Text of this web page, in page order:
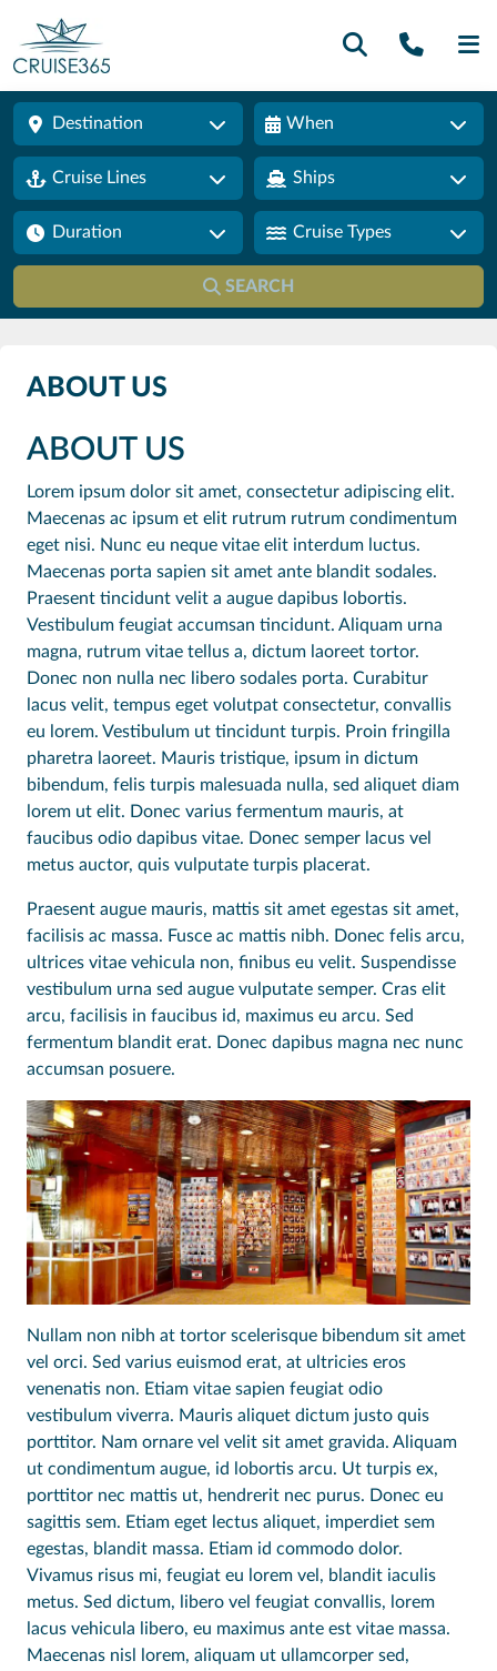
Call
Destination When
Cruise Lines Ships
Duration Cruise Types
SEARCH
ABOUT US
ABOUT US
Lorem ipsum dolor sit amet, consectetur adipiscing elit.
Maecenas ac ipsum et elit rutrum rutrum condimentum
eget nisi. Nunc eu neque vitae elit interdum luctus.
Maecenas porta sapien sit amet ante blandit sodales.
Praesent tincidunt velit a augue dapibus lobortis.
Vestibulum feugiat accumsan tincidunt. Aliquam urna
magna, rutrum vitae tellus a, dictum laoreet tortor.
Donec non nulla nec libero sodales porta. Curabitur
lacus velit, tempus eget volutpat consectetur, convallis
eu lorem. Vestibulum ut tincidunt turpis. Proin fringilla
pharetra laoreet. Mauris tristique, ipsum in dictum
bibendum, felis turpis malesuada nulla, sed aliquet diam
lorem ut elit. Donec varius fermentum mauris, at
faucibus odio dapibus vitae. Donec semper lacus vel
metus auctor, quis vulputate turpis placerat.
Praesent augue mauris, mattis sit amet egestas sit amet,
facilisis ac massa. Fusce ac mattis nibh. Donec felis arcu,
ultrices vitae vehicula non, finibus eu velit. Suspendisse
vestibulum urna sed augue vulputate semper. Cras elit
arcu, facilisis in faucibus id, maximus eu arcu. Sed
fermentum blandit erat. Donec dapibus magna nec nunc
accumsan posuere.
Nullam non nibh at tortor scelerisque bibendum sit amet
vel orci. Sed varius euismod erat, at ultricies eros
venenatis non. Etiam vitae sapien feugiat odio
vestibulum viverra. Mauris aliquet dictum justo quis
porttitor. Nam ornare vel velit sit amet gravida. Aliquam
ut condimentum augue, id lobortis arcu. Ut turpis ex,
porttitor nec mattis ut, hendrerit nec purus. Donec eu
sagittis sem. Etiam eget lectus aliquet, imperdiet sem
egestas, blandit massa. Etiam id commodo dolor.
Vivamus risus mi, feugiat eu lorem vel, blandit iaculis
metus. Sed dictum, libero vel feugiat convallis, lorem
lacus vehicula libero, eu maximus ante est vitae massa.
Maecenas nisl lorem, aliquam ut ullamcorper sed,